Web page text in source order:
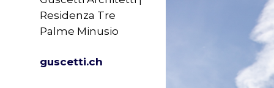
Residenza Tre
Palme Minusio
guscetti.ch